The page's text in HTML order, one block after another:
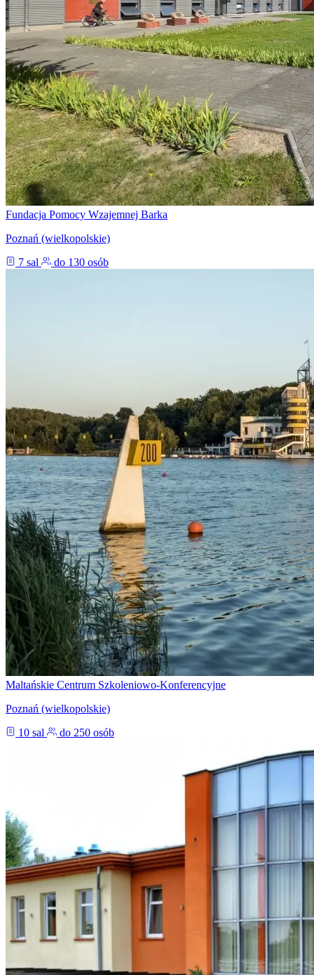
Fundacja Pomocy Wzajemnej Barka
Poznań (wielkopolskie)
7 sal
do 130 osób
Maltańskie Centrum Szkoleniowo-Konferencyjne
Poznań (wielkopolskie)
10 sal
do 250 osób